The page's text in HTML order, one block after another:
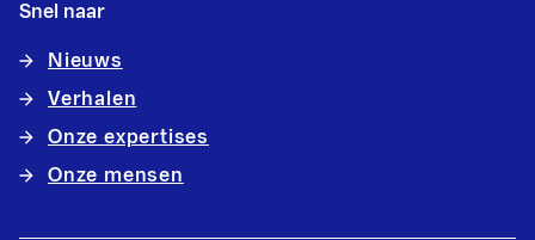
Snel naar
Nieuws
Verhalen
Onze expertises
Onze mensen